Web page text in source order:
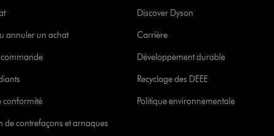
annuler un achat
commande
conformité
de contrefaçons et arnaques
Discover Dyson
Carrière
Développement durable
Recyclage des DEEE
Politique environnementale